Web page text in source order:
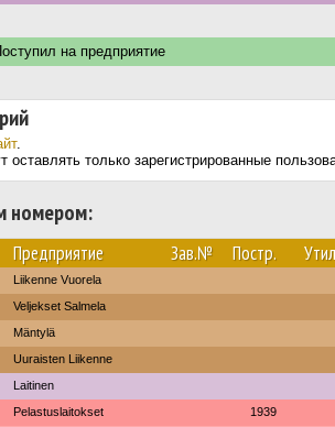
на предприятие
.
оставлять только зарегистрированные
номером:
Предприятие Зав.№ Постр.
Liikenne Vuorela
Veljekset Salmela
Mäntylä
Uuraisten Liikenne
Laitinen
Pelastuslaitokset 1939